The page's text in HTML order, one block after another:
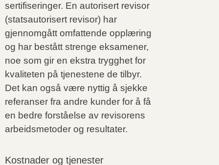
sertifiseringer. En autorisert revisor
(statsautorisert revisor) har
gjennomgått omfattende opplæring
og har bestått strenge eksamener,
noe som gir en ekstra trygghet for
kvaliteten på tjenestene de tilbyr.
Det kan også være nyttig å sjekke
referanser fra andre kunder for å få
en bedre forståelse av revisorens
arbeidsmetoder og resultater.
Kostnader og tjenester